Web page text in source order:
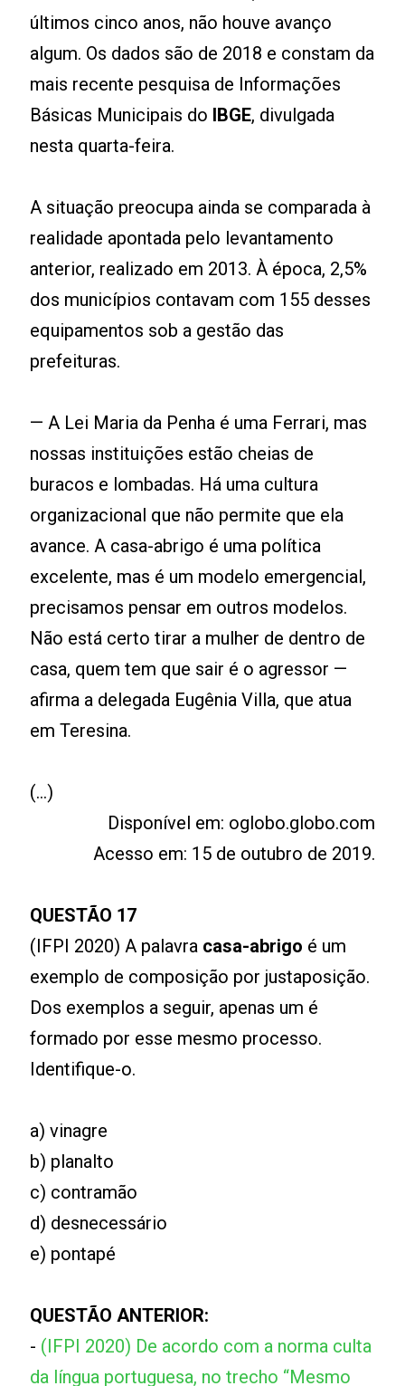
últimos cinco anos, não houve avanço
algum. Os dados são de 2018 e constam da
mais recente pesquisa de Informações
Básicas Municipais do IBGE, divulgada
nesta quarta-feira.
A situação preocupa ainda se comparada à
realidade apontada pelo levantamento
anterior, realizado em 2013. À época, 2,5%
dos municípios contavam com 155 desses
equipamentos sob a gestão das
prefeituras.
— A Lei Maria da Penha é uma Ferrari, mas
nossas instituições estão cheias de
buracos e lombadas. Há uma cultura
organizacional que não permite que ela
avance. A casa-abrigo é uma política
excelente, mas é um modelo emergencial,
precisamos pensar em outros modelos.
Não está certo tirar a mulher de dentro de
casa, quem tem que sair é o agressor —
afirma a delegada Eugênia Villa, que atua
em Teresina.
(...)
Disponível em: oglobo.globo.com
Acesso em: 15 de outubro de 2019.
QUESTÃO 17
(IFPI 2020) A palavra casa-abrigo é um
exemplo de composição por justaposição.
Dos exemplos a seguir, apenas um é
formado por esse mesmo processo.
Identifique-o.
a) vinagre
b) planalto
c) contramão
d) desnecessário
e) pontapé
QUESTÃO ANTERIOR:
- (IFPI 2020) De acordo com a norma culta
da língua portuguesa, no trecho “Mesmo